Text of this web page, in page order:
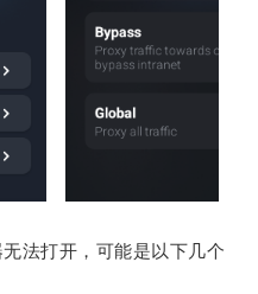
打开，可能是以下几个